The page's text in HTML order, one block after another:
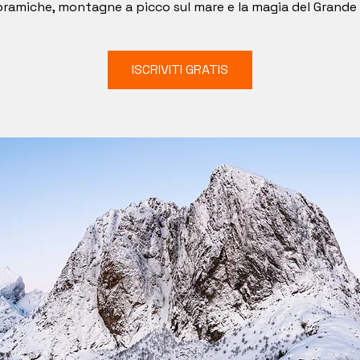
montagne a picco sul mare e la magia del Grande
ISCRIVITI GRATIS